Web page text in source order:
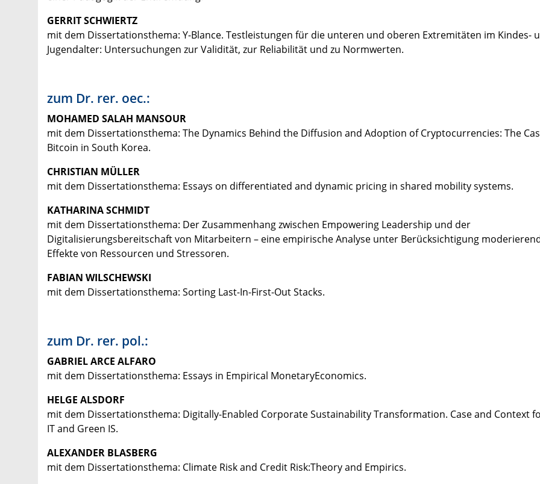
GERRIT SCHWIERTZ
mit dem Dissertationsthema: Y-Blance. Testleistungen für die unteren und oberen Extremitäten im Kindes-
Jugendalter: Untersuchungen zur Validität, zur Reliabilität und zu Normwerten.
zum Dr. rer. oec.:
MOHAMED SALAH MANSOUR
mit dem Dissertationsthema: The Dynamics Behind the Diffusion and Adoption of Cryptocurrencies: The
Bitcoin in South Korea.
CHRISTIAN MÜLLER
mit dem Dissertationsthema: Essays on differentiated and dynamic pricing in shared mobility systems.
KATHARINA SCHMIDT
mit dem Dissertationsthema: Der Zusammenhang zwischen Empowering Leadership und der
Digitalisierungsbereitschaft von Mitarbeitern – eine empirische Analyse unter Berücksichtigung
Effekte von Ressourcen und Stressoren.
FABIAN WILSCHEWSKI
mit dem Dissertationsthema: Sorting Last-In-First-Out Stacks.
zum Dr. rer. pol.:
GABRIEL ARCE ALFARO
mit dem Dissertationsthema: Essays in Empirical MonetaryEconomics.
HELGE ALSDORF
mit dem Dissertationsthema: Digitally-Enabled Corporate Sustainability Transformation. Case and Context
IT and Green IS.
ALEXANDER BLASBERG
mit dem Dissertationsthema: Climate Risk and Credit Risk:Theory and Empirics.